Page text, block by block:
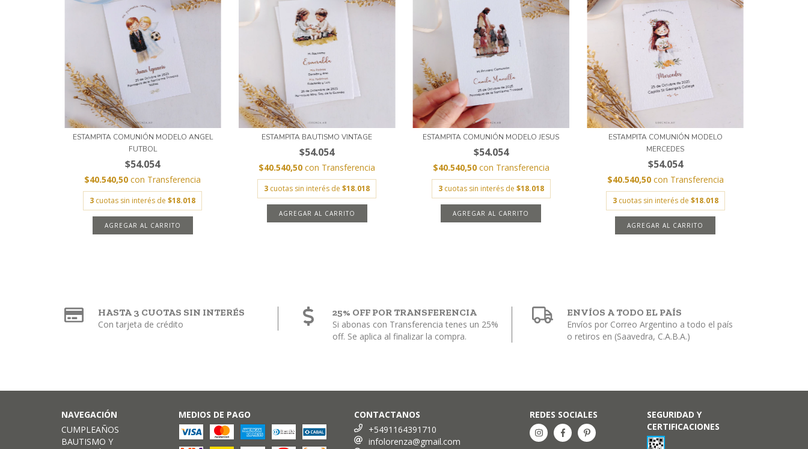
ESTAMPITA COMUNIÓN MODELO ANGEL
FUTBOL
$54.054
$40.540,50con Transferencia
3 cuotas sin interés de$18.018
AGREGAR AL CARRITO
ESTAMPITA BAUTISMO VINTAGE
$54.054
$40.540,50con Transferencia
3 cuotas sin interés de$18.018
AGREGAR AL CARRITO
ESTAMPITA COMUNIÓN MODELO JESUS
$54.054
$40.540,50 con Transferencia
3 cuotas sin interés de $18.018
AGREGAR AL CARRITO
ESTAMPITA COMUNIÓN MODELO
MERCEDES
$54.054
$40.540,50 con Transferencia
3 cuotas sin interés de $18.018
AGREGAR AL CARRITO
HASTA 3 CUOTAS SIN INTERÉS
Con tarjeta de crédito
25% OFF POR TRANSFERENCIA
Si abonas con Transferencia tenes un 25%
off. Se aplica al finalizar la compra.
ENVÍOS A TODO EL PAÍS
Envíos por Correo Argentino a todo el país
o retiros en (Saavedra, C.A.B.A.)
NAVEGACIÓN
CUMPLEAÑOS
BAUTISMO Y
MEDIOS DE PAGO
CONTACTANOS
+5491164391710
infolorenza@gmail.com
REDES SOCIALES
SEGURIDAD Y
CERTIFICACIONES